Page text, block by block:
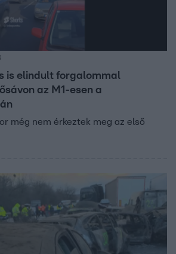
is elindult forgalommal
az M1-esen a
még nem érkeztek meg az első